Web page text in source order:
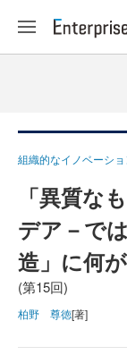
組織的なイノベーシ
「異質な
デア－で
造」に何
(第15回)
柏野 尊徳[著]